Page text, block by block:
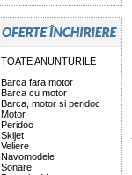
TOATE ANUNTURILE
Barca fara motor
Barca cu motor
Barca, motor si peridoc
Motor
Peridoc
Skijet
Veliere
Navomodele
Sonare